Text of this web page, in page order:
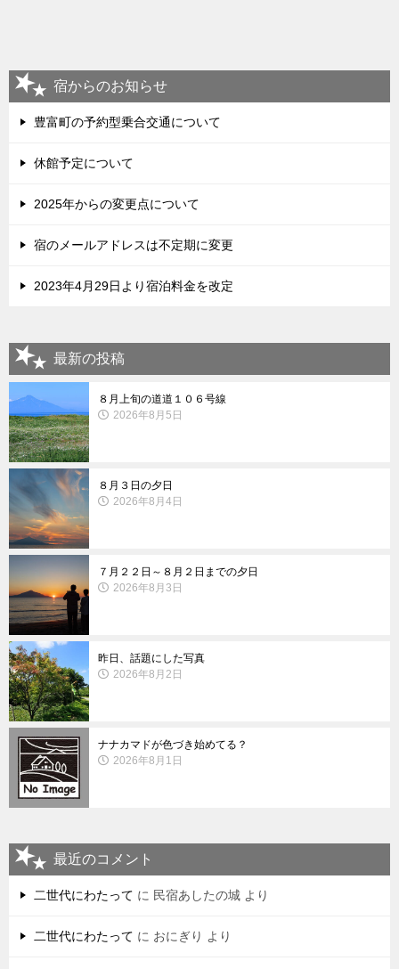
宿からのお知らせ
豊富町の予約型乗合交通について
休館予定について
2025年からの変更点について
宿のメールアドレスは不定期に変更
2023年4月29日より宿泊料金を改定
最新の投稿
８月上旬の道道１０６号線
2026年8月5日
８月３日の夕日
2026年8月4日
７月２２日～８月２日までの夕日
2026年8月3日
昨日、話題にした写真
2026年8月2日
ナナカマドが色づき始めてる？
2026年8月1日
最近のコメント
二世代にわたって に 民宿あしたの城 より
二世代にわたって に おにぎり より